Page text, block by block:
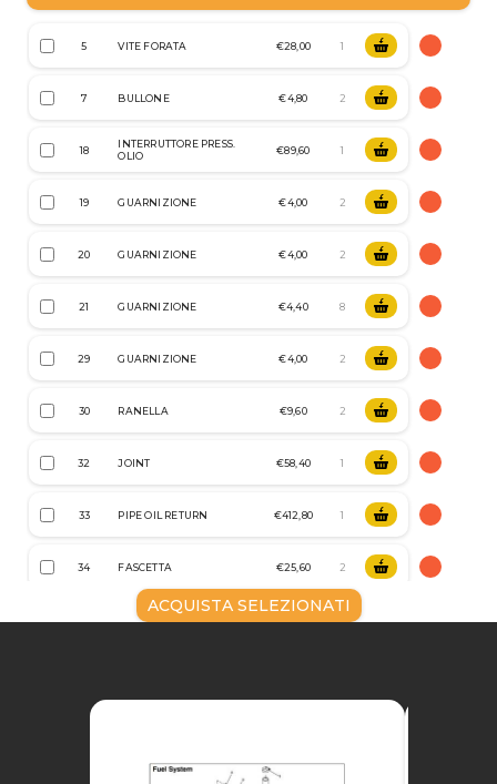
5 VITE FORATA €28,00
7 BULLONE €4,80
18
INTERRUTTORE PRESS.
OLIO
€89,60
19 GUARNIZIONE €4,00
20 GUARNIZIONE €4,00
21 GUARNIZIONE €4,40
29 GUARNIZIONE €4,00
30 RANELLA €9,60
32 JOINT €58,40
33 PIPE OIL RETURN €412,80
34 FASCETTA €25,60
ANELLO
ACQUISTA SELEZIONATI